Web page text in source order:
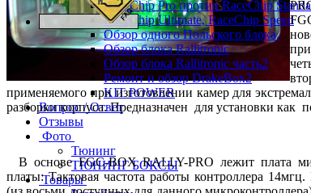
RaceChip Pro против RaceChip
RaceChip Ultimate, RaceChip Speed
Обзор одного Польского блока.
Обзор блока Rallitronic
Обзор блока Rallitronic часть2
Ремонт и обзор DrakeBox2
KIT POWER
Вопрос / Ответ
Отзывы
Фото
Тюнинг
ТЮНИНГ БОКСЫ
Товары
применяемого при изготовлении камер для
разборки корпуса. Предназначен для установки как
В основе FGC-BOX RALLY-PRO лежит плата
платы: Тактовая частота работы контроллера